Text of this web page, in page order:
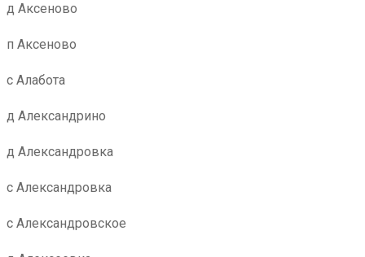
д Аксеново
п Аксеново
с Алабота
д Александрино
д Александровка
с Александровка
с Александровское